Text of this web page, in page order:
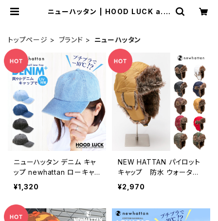
ニューハッタン | HOOD LUCK a.k.
トップページ ブランド ニューハッタン
ニューハッタン デニム キャ
ップ newhattan ローキャッ
プ ポロキャップ 帽子 メンズ
レディース 人気 uvカット
¥1,320
NEW HATTAN パイロット
キャップ 防水 ウォーター
プルーフ ミリタリー バイ
ク 防寒 防風 フライトキ
子 耳当て イヤーフラッ
¥2,970